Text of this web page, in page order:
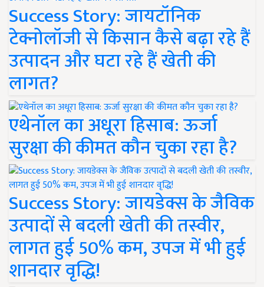
Success Story: जायटॉनिक
टेक्नोलॉजी से किसान कैसे बढ़ा रहे हैं
उत्पादन और घटा रहे हैं खेती की
लागत?
एथेनॉल का अधूरा हिसाब: ऊर्जा
सुरक्षा की कीमत कौन चुका रहा है?
Success Story: जायडेक्स के जैविक
उत्पादों से बदली खेती की तस्वीर,
लागत हुई 50% कम, उपज में भी हुई
शानदार वृद्धि!